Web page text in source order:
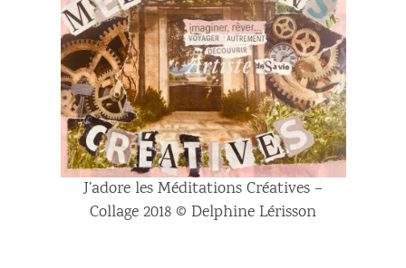
J’adore les Méditations Créatives –
Collage 2018 © Delphine Lérisson